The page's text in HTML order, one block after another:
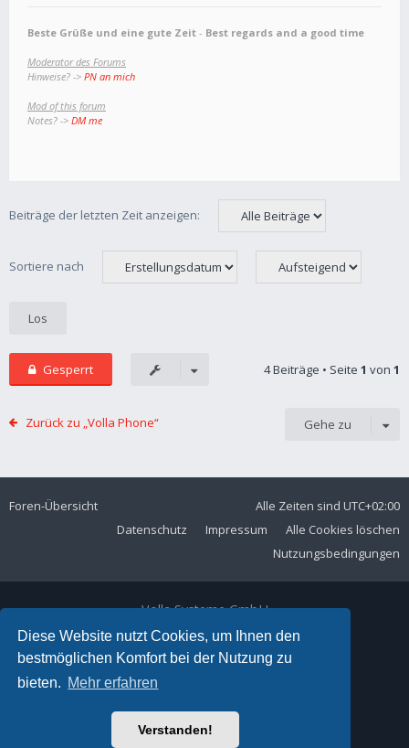
Diese Website nutzt Cookies, um Ihnen den
bestmöglichen Komfort bei der Nutzung zu
bieten. Mehr erfahren
Verstanden!
Beste Grüße und eine gute Zeit - Best regards and a good time
Moderator des Forums
Hinweise? -> PN an mich
Mod of this forum
Notes? -> DM me
Beiträge der letzten Zeit anzeigen:
Sortiere nach
Gesperrt 4 Beiträge • Seite 1 von 1
Zurück zu „Volla Phone“ Gehe zu
Foren-Übersicht Alle Zeiten sind UTC+02:00
Alle Cookies löschen
Impressum
Datenschutz
Nutzungsbedingungen
Volla Systeme GmbH
Kölner Straße 102
42897 Remscheid
Telefon:+49 2191 59897 61
E-Mail:
Ariki Theme by